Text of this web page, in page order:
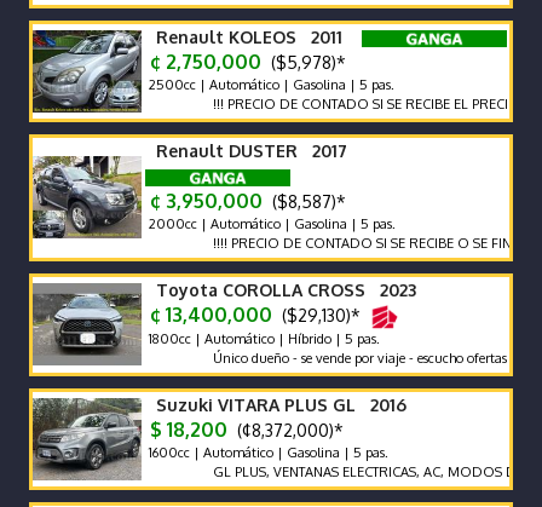
Renault KOLEOS 2011
¢ 2,750,000 ($5,978)*
2500cc | Automático | Gasolina | 5 pas.
!!! PRECIO DE CONTADO SI SE RECIBE EL PRECIO VARIA !!!
Renault DUSTER 2017
¢ 3,950,000 ($8,587)*
2000cc | Automático | Gasolina | 5 pas.
!!!! PRECIO DE CONTADO SI SE RECIBE O SE FINANCIA EL
Toyota COROLLA CROSS 2023
¢ 13,400,000 ($29,130)*
1800cc | Automático | Híbrido | 5 pas.
Único dueño - se vende por viaje - escucho ofertas
Suzuki VITARA PLUS GL 2016
$ 18,200 (¢8,372,000)*
1600cc | Automático | Gasolina | 5 pas.
GL PLUS, VENTANAS ELECTRICAS, AC, MODOS DE